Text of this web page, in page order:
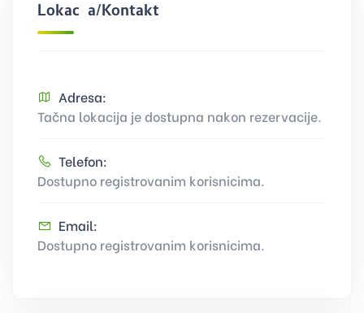
Lokacija/Kontakt
Adresa:
Tačna lokacija je dostupna nakon rezervacije.
Telefon:
Dostupno registrovanim korisnicima.
Email:
Dostupno registrovanim korisnicima.